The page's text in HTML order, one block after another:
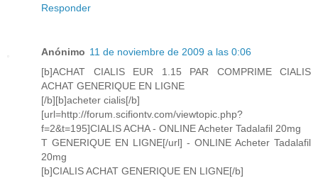
Responder
Anónimo 11 de noviembre de 2009 a las 0:06
[b]ACHAT CIALIS EUR 1.15 PAR COMPRIME CIALIS
ACHAT GENERIQUE EN LIGNE
[/b][b]acheter cialis[/b]
[url=http://forum.scifiontv.com/viewtopic.php?
f=2&t=195]CIALIS ACHA - ONLINE Acheter Tadalafil 20mg
T GENERIQUE EN LIGNE[/url] - ONLINE Acheter Tadalafil
20mg
[b]CIALIS ACHAT GENERIQUE EN LIGNE[/b]